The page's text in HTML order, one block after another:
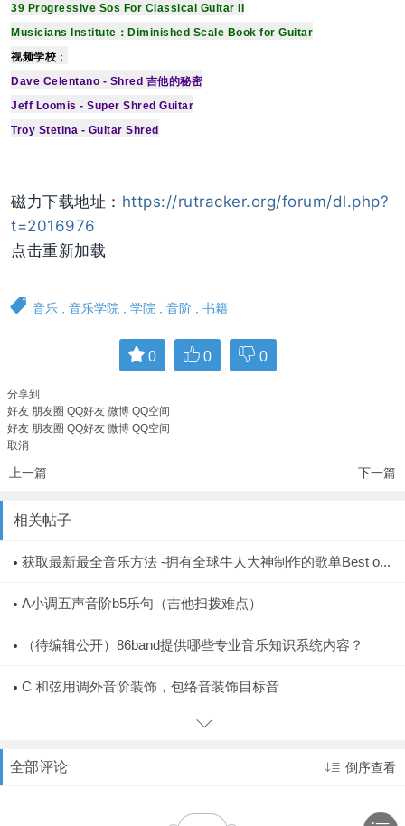
39 Progressive Sos For Classical Guitar II
Musicians Institute：Diminished Scale Book for Guitar
视频学校 ：
Dave Celentano - Shred 吉他的秘密
Jeff Loomis - Super Shred Guitar
Troy Stetina - Guitar Shred
磁力下载地址： https://rutracker.org/forum/dl.php?
t=2016976
点击重新加载
音乐 , 音乐学院 , 学院 , 音阶 , 书籍
0 0 0
分享到
好友 朋友圈 QQ好友 微博 QQ空间
好友 朋友圈 QQ好友 微博 QQ空间
取消
上一篇 下一篇
相关帖子
获取最新最全音乐方法 -拥有全球牛人大神制作的歌单Best o...
A小调五声音阶b5乐句（吉他扫拨难点）
（待编辑公开）86band提供哪些专业音乐知识系统内容？
C 和弦用调外音阶装饰，包络音装饰目标音
全部评论 倒序查看